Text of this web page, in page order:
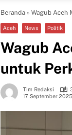
Beranda » Wagub Aceh
Aceh News Politik
Wagub
untuk
Tim Redaksi
17 September 2025